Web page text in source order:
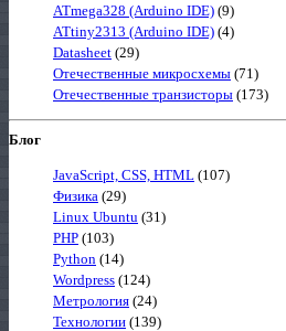
ATmega328 (Arduino IDE) (9)
ATtiny2313 (Arduino IDE) (4)
Datasheet (29)
Отечественные микросхемы (71)
Отечественные транзисторы (173)
Блог
JavaScript, CSS, HTML (107)
Физика (29)
Linux Ubuntu (31)
PHP (103)
Python (14)
Wordpress (124)
Метрология (24)
Технологии (139)